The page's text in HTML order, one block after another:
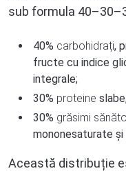
sub formula
40% carbohidrați,
fructe cu indice
integrale;
30% proteine
30% grăsimi
mononesaturate
Această distribuție